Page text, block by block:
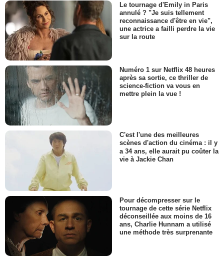
Le tournage d'Emily in Paris
annulé ? "Je suis tellement
reconnaissance d'être en vie",
une actrice a failli perdre la vie
sur la route
Numéro 1 sur Netflix 48 heures
après sa sortie, ce thriller de
science-fiction va vous en
mettre plein la vue !
C'est l'une des meilleures
scènes d'action du cinéma : il y
a 34 ans, elle aurait pu coûter la
vie à Jackie Chan
Pour décompresser sur le
tournage de cette série Netflix
déconseillée aux moins de 16
ans, Charlie Hunnam a utilisé
une méthode très surprenante